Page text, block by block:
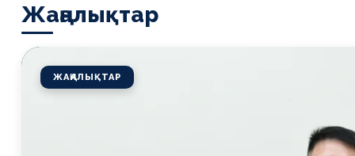
Жаңалықтар
ЖАҢАЛЫҚТАР